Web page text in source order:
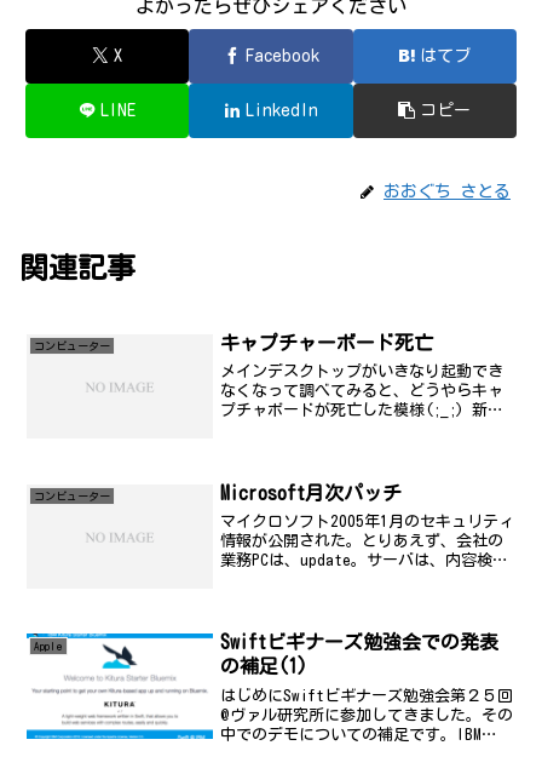
よかったらぜひシェアください
X Facebook はてブ
LINE LinkedIn コピー
おおぐち さとる
関連記事
コンビューター キャプチャーボード死亡
メインデスクトップがいきなり起動でき
なくなって調べてみると、どうやらキャ
プチャボードが死亡した模様(;_;) 新調
えよう...
コンビューター Microsoft月次パッチ
マイクロソフト2005年1月のセキュリティ
情報が公開された。とりあえず、会社の
業務PCは、update。サーバは、内容検討
Apple
Swiftビギナーズ勉強会での発表
の補足(1)
はじめにSwiftビギナーズ勉強会第２５回
@ヴァル研究所に参加してきました。その
中でのデモについての補足です。IBM